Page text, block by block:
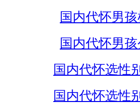
国内代怀男
国内代怀男孩
国内代怀选性
国内代怀选性